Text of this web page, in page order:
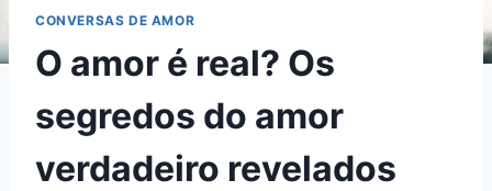
CONVERSAS DE AMOR
O amor é real? Os
segredos do amor
verdadeiro revelados